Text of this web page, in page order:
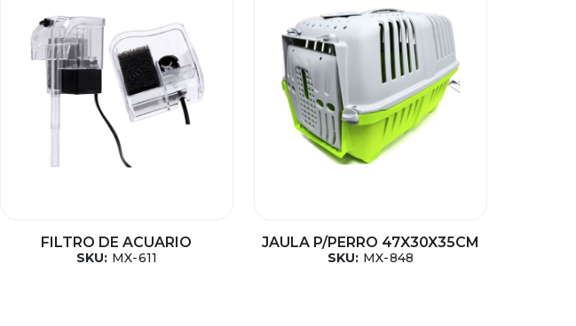
FILTRO DE ACUARIO
SKU: MX-611
JAULA P/PERRO 47X30X35CM
SKU: MX-848